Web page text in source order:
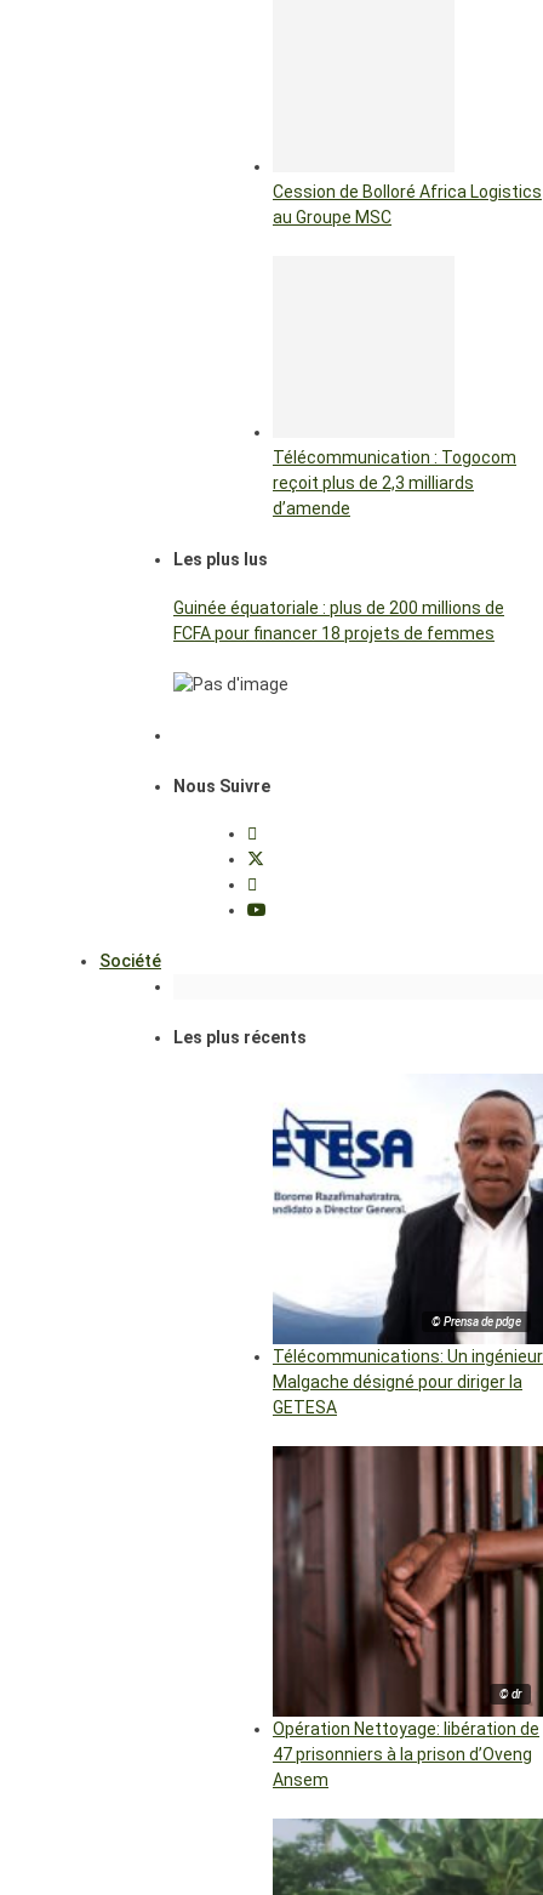
Cession de Bolloré Africa Logistics
au Groupe MSC
Télécommunication : Togocom
reçoit plus de 2,3 milliards
d’amende
Les plus lus
Guinée équatoriale : plus de 200 millions de
FCFA pour financer 18 projets de femmes
Nous Suivre
Société
Les plus récents
© Prensa de pdge
Télécommunications: Un ingénieur
Malgache désigné pour diriger la
GETESA
© dr
Opération Nettoyage: libération de
47 prisonniers à la prison d’Oveng
Ansem